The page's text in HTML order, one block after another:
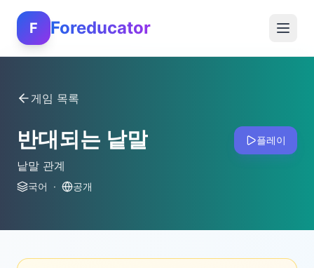
F Foreducator
게임 목록
반대되는 낱말
낱말 관계
국어 · 공개
플레이